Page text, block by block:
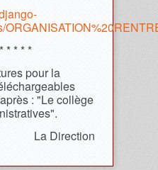
* * * *
pour la
: "Le collège
La Direction